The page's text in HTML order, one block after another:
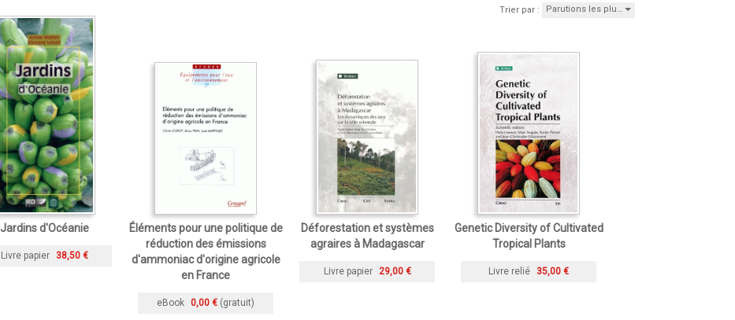
Trier par : Parutions les plu…
Jardins d'Océanie
Livre papier 38,50 €
Éléments pour une politique de
réduction des émissions
d'ammoniac d'origine agricole
en France
eBook 0,00 € (gratuit)
Déforestation et systèmes
agraires à Madagascar
Livre papier 29,00 €
Genetic Diversity of Cultivated
Tropical Plants
Livre relié 35,00 €